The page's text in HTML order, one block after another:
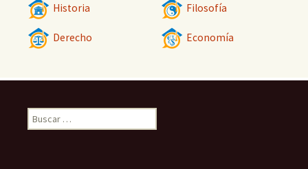
Historia Filosofía
Derecho Economía
Buscar: